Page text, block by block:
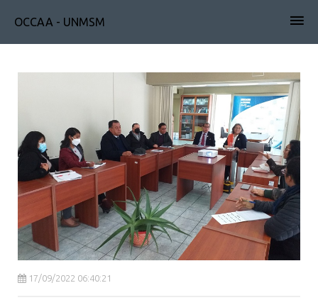
OCCAA - UNMSM
17/09/2022 06:40:21